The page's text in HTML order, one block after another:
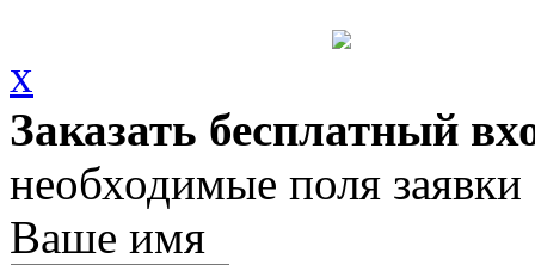
x
Заказать бесплатный
необходимые поля заявки
Ваше имя